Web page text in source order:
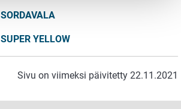
SORDAVALA
SUPER YELLOW
Sivu on viimeksi päivitetty 22.11.2021